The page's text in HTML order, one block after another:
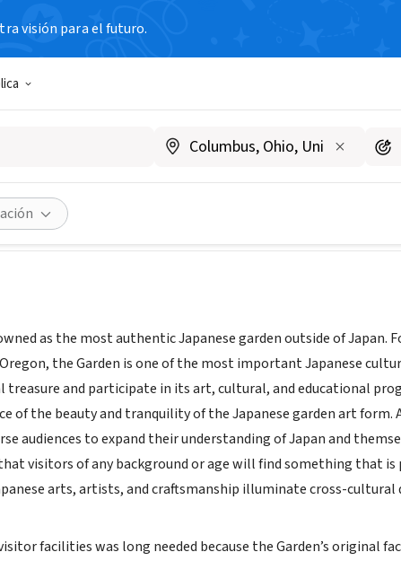
visión para el futuro.
Garden
as the most authentic Japanese garden outside of Japan.
the Garden is one of the most important Japanese
and participate in its art, cultural, and educational
of the beauty and tranquility of the Japanese garden art form.
audiences to expand their understanding of Japan and
visitors of any background or age will find something that
arts, artists, and craftsmanship illuminate cross-
facilities was long needed because the Garden’s original